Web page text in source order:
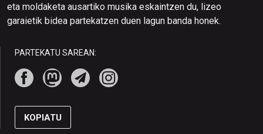
eta moldaketa ausartiko musika eskaintzen du, lizeo
garaietik bidea partekatzen duen lagun banda honek.
PARTEKATU SAREAN:
KOPIATU